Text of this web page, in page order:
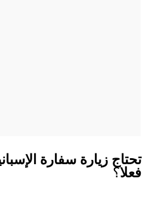
تحتاج زيارة سفارة
فعلا؟